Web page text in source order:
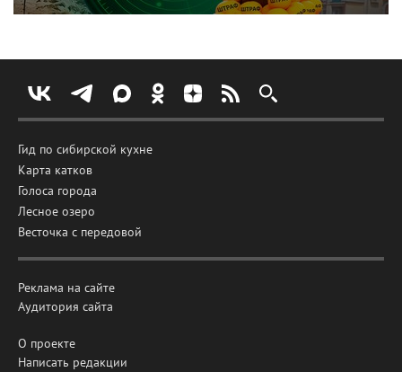
Гид по сибирской кухне
Карта катков
Голоса города
Лесное озеро
Весточка с передовой
Реклама на сайте
Аудитория сайта
О проекте
Написать редакции